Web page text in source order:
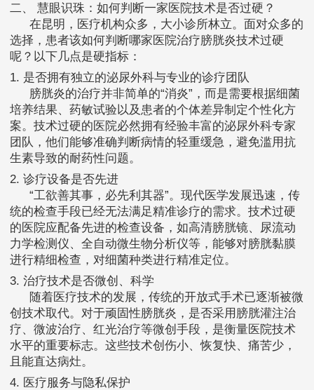
二、 慧眼识珠：如何判断一家医院技术是否过硬？
在昆明，医疗机构众多，大小诊所林立。面对众多的
选择，患者该如何判断哪家医院治疗膀胱炎技术过硬
呢？以下几点是硬指标：
1. 是否拥有独立的泌尿外科与专业的诊疗团队
膀胱炎的治疗并非简单的“消炎”，而是需要根据细菌
培养结果、药敏试验以及患者的个体差异制定个性化方
案。技术过硬的医院必然拥有经验丰富的泌尿外科专家
团队，他们能够准确判断病情的轻重缓急，避免滥用抗
生素导致的耐药性问题。
2. 诊疗设备是否先进
“工欲善其事，必先利其器”。现代医学发展迅速，传
统的检查手段已经无法满足精准诊疗的需求。技术过硬
的医院应配备先进的检查设备，如高清膀胱镜、尿流动
力学检测仪、全自动微生物分析仪等，能够对膀胱黏膜
进行精细检查，对细菌种类进行精准定位。
3. 治疗技术是否微创、科学
随着医疗技术的发展，传统的开放式手术已逐渐被微
创技术取代。对于顽固性膀胱炎，是否采用膀胱灌注治
疗、微波治疗、红光治疗等微创手段，是衡量医院技术
水平的重要标志。这些技术创伤小、恢复快、痛苦少，
且能直达病灶。
4. 医疗服务与隐私保护